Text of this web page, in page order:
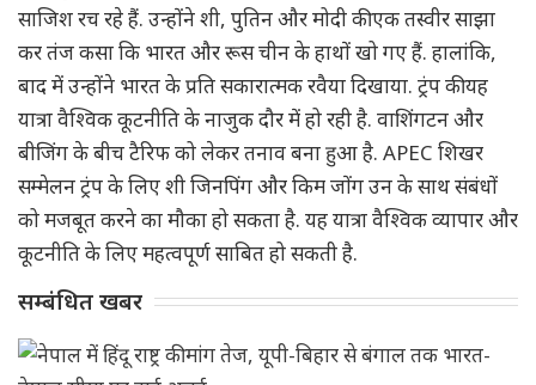
साजिश रच रहे हैं. उन्होंने शी, पुतिन और मोदी की एक तस्वीर साझा
कर तंज कसा कि भारत और रूस चीन के हाथों खो गए हैं. हालांकि,
बाद में उन्होंने भारत के प्रति सकारात्मक रवैया दिखाया. ट्रंप की यह
यात्रा वैश्विक कूटनीति के नाजुक दौर में हो रही है. वाशिंगटन और
बीजिंग के बीच टैरिफ को लेकर तनाव बना हुआ है. APEC शिखर
सम्मेलन ट्रंप के लिए शी जिनपिंग और किम जोंग उन के साथ संबंधों
को मजबूत करने का मौका हो सकता है. यह यात्रा वैश्विक व्यापार और
कूटनीति के लिए महत्वपूर्ण साबित हो सकती है.
सम्बंधित खबर